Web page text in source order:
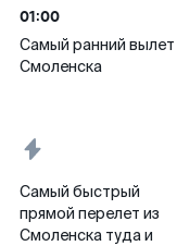
01:00
Самый ранний вылет
Смоленска
Самый быстрый
прямой перелет из
Смоленска туда и